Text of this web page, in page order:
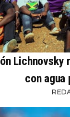
Lichnovsky
con agua